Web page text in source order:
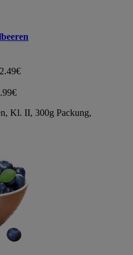
Kl. II, 300g Packung,